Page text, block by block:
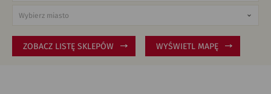
ZOBACZ LISTĘ SKLEPÓW WYŚWIETL MAPĘ